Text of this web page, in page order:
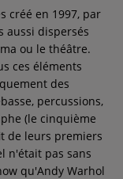
créé en 1997, par
aussi dispersés
ou le théâtre.
ces éléments
des
percussions,
(le cinquième
de leurs premiers
n'était pas sans
qu'Andy Warhol